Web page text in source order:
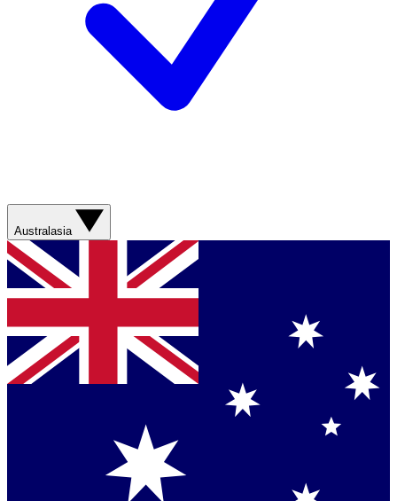
Australasia